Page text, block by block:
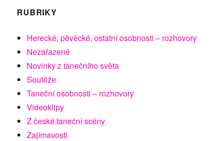
RUBRIKY
Herecké, pěvěcké, ostatní osobnosti – rozhovory
Nezařazené
Novinky z tanečního světa
Soutěže
Taneční osobnosti – rozhovory
Videoklipy
Z české taneční scény
Zajímavosti